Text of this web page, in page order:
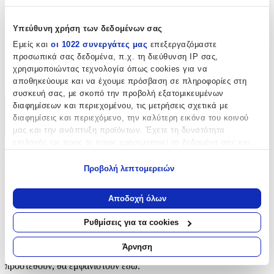
Υπεύθυνη χρήση των δεδομένων σας
Εμείς και οι 1022 συνεργάτες μας επεξεργαζόμαστε
προσωπικά σας δεδομένα, π.χ. τη διεύθυνση IP σας,
χρησιμοποιώντας τεχνολογία όπως cookies για να
αποθηκεύουμε και να έχουμε πρόσβαση σε πληροφορίες στη
συσκευή σας, με σκοπό την προβολή εξατομικευμένων
διαφημίσεων και περιεχομένου, τις μετρήσεις σχετικά με
διαφημίσεις και περιεχόμενο, την καλύτερη εικόνα του κοινού
μας και την ανάπτυξη προϊόντων. Έχετε τη δυνατότητα
Να συλλέξουμε πληροφορίες σχετικά με τη γεωγραφική
σας τοποθεσία, οι οποίες μπορεί να είναι ακριβείς σε
απόσταση μερικών μέτρων
Να αναγνωρίσουμε τη συσκευή σας σαρώνοντας ενεργά
για συγκεκριμένα χαρακτηριστικά (δακτυλικό αποτύπωμα)
Μάθετε περισσότερα σχετικά με τον τρόπο επεξεργασίας των
προσωπικών σας δεδομένων και καθορίστε τις προτιμήσεις σας
Προβολή λεπτομερειών
Αποδοχή όλων
Ρυθμίσεις για τα cookies
Άρνηση
ανανεώσετε ή να τελειοποιήσετε τις δημιουργίες σας.
Χαρακτηριστικά
Κατασκευαστής:
Astir
Χαρακτηριστικά
+
Αξιολογήσεις
Προς το παρόν δεν υπάρχουν άλλες αξιολογήσεις. Όταν
προστεθούν, θα εμφανιστούν εδώ.